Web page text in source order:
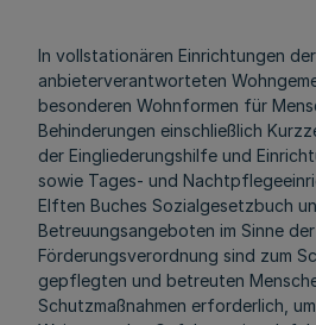
In vollstationären Einrichtungen
anbieterverantworteten
besonderen Wohnformen für
Behinderungen einschließlich
der Eingliederungshilfe und
sowie Tages- und
Elften Buches Sozialgesetzbuch
Betreuungsangeboten im Sinne
Förderungsverordnung sind zum
gepflegten und betreuten
Schutzmaßnahmen erforderlich,